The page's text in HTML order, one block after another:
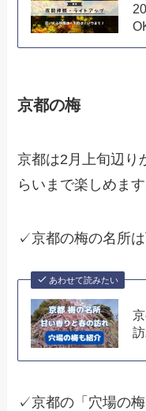
京都の梅
京都は2月上旬辺り
らいまで楽しめます
✓京都の梅の名所は
あわせて読みたい
✓京都の「穴場の梅